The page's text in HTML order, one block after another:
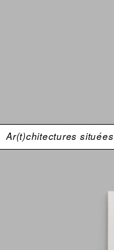
Ar(t)chitectures situées